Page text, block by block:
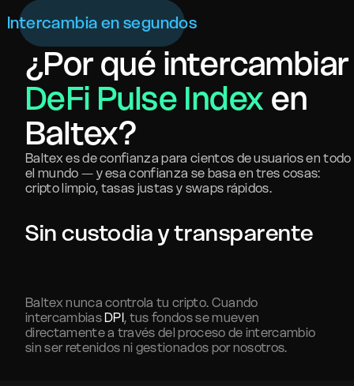
Intercambia en segundos
¿Por qué intercambiar
DeFi Pulse Index en
Baltex?
Baltex es de confianza para cientos de usuarios en todo
el mundo — y esa confianza se basa en tres cosas:
cripto limpio, tasas justas y swaps rápidos.
Sin custodia y transparente
Baltex nunca controla tu cripto. Cuando
intercambiasDPI, tus fondos se mueven
directamente a través del proceso de intercambio
sin ser retenidos ni gestionados por nosotros.